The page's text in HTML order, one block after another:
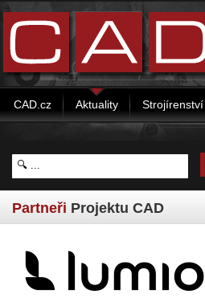
CAD.cz Aktuality Strojírenství
Partneři Projektu CAD